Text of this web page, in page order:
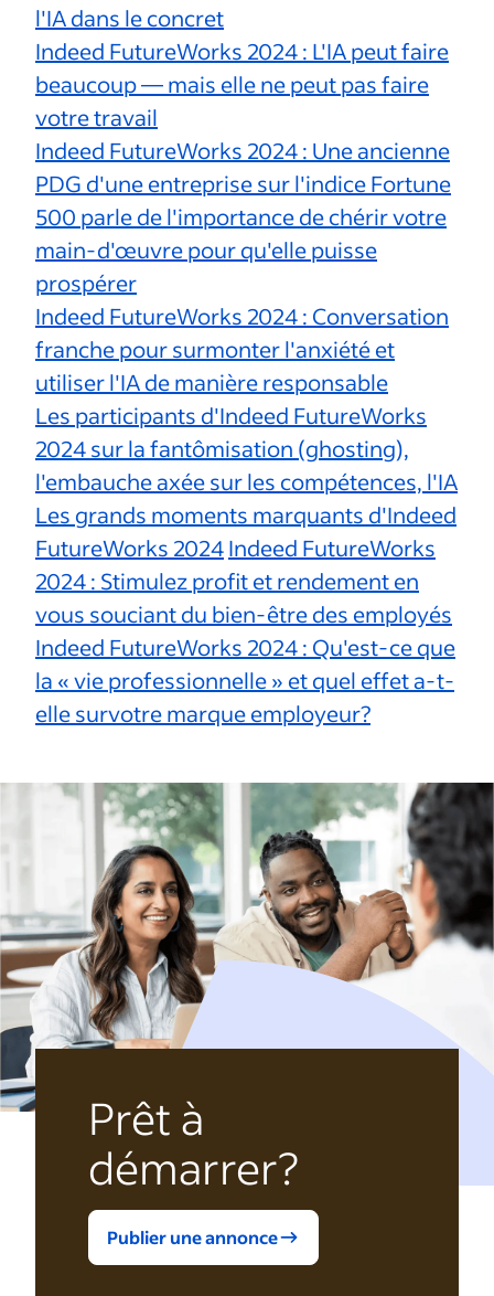
l'IA dans le concret
Indeed FutureWorks 2024 : L'IA peut faire
beaucoup — mais elle ne peut pas faire
votre travail
Indeed FutureWorks 2024 : Une ancienne
PDG d'une entreprise sur l'indice Fortune
500 parle de l'importance de chérir votre
main-d'œuvre pour qu'elle puisse
prospérer
Indeed FutureWorks 2024 : Conversation
franche pour surmonter l'anxiété et
utiliser l'IA de manière responsable
Les participants d'Indeed FutureWorks
2024 sur la fantômisation (ghosting),
l'embauche axée sur les compétences, l'IA
Les grands moments marquants d'Indeed
FutureWorks 2024Indeed FutureWorks
2024 : Stimulez profit et rendement en
vous souciant du bien-être des employés
Indeed FutureWorks 2024 : Qu'est-ce que
la « vie professionnelle » et quel effet a-t-
elle survotre marque employeur?
Prêt à
démarrer?
Publier une annonce